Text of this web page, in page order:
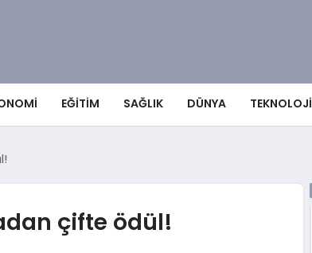
EĞITIM SAĞLIK DÜNYA TEKNOLOJI
çifte ödül!